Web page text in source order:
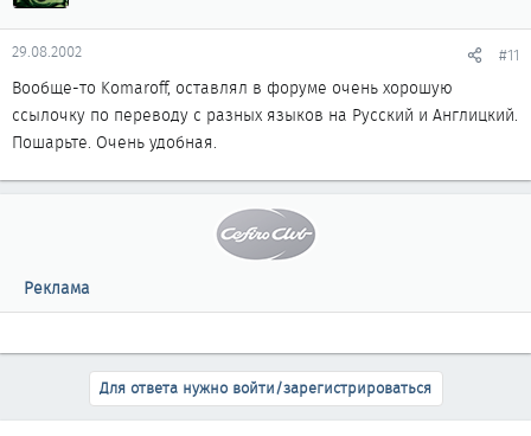
29.08.2002 #11
Вообще-то Komaroff, оставлял в форуме очень хорошую
ссылочку по переводу с разных языков на Русский и Англицкий.
Пошарьте. Очень удобная.
Реклама
Для ответа нужно войти/зарегистрироваться